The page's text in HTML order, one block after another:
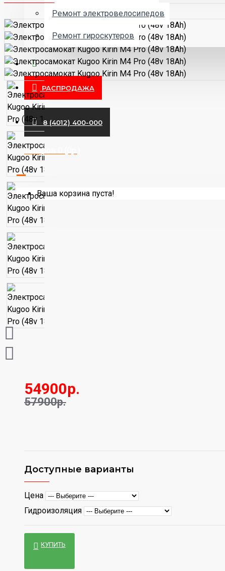
Ремонт электровелосипедов
Ремонт гироскутеров
КРЕДИТ
РАСПРОДАЖА
8 (4012) 400-000
Товаров 0 (0р.)
Ваша корзина пуста!
54900р.
57900р.
Доступные варианты
Цена
Гидроизоляция
КУПИТЬ